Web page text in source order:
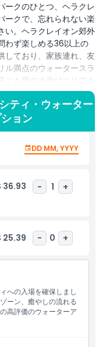
ークのひとつ、ヘラクレ
ークで、忘れられない楽
い。ヘラクレイオン郊外
わず楽しめる36以上の
しており、家族連れ、友
ル満点のウォータースラ
も用の水遊びエリアま
ています。アドレナリン
を気に入るでしょうし、
遊び場を楽しめます。
かんだり、ジャグジーエ
ベッドや日陰のスペー
では一日を通して軽食
ます。ヘラクレイオン
ケットは簡単に予約で
楽しめます。クレタ島
ティ・ウォーター
ョン
DD MM, YYYY
36.93 - 1 +
25.39 - 0 +
への入場を確保しまし
ーン、癒やしの流れる
高評価のウォーターア